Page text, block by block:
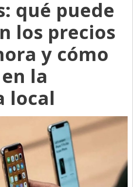
qué puede
los precios
y cómo
la
local